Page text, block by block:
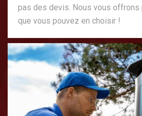
pas des devis. Nous vous
que vous pouvez en choisir !